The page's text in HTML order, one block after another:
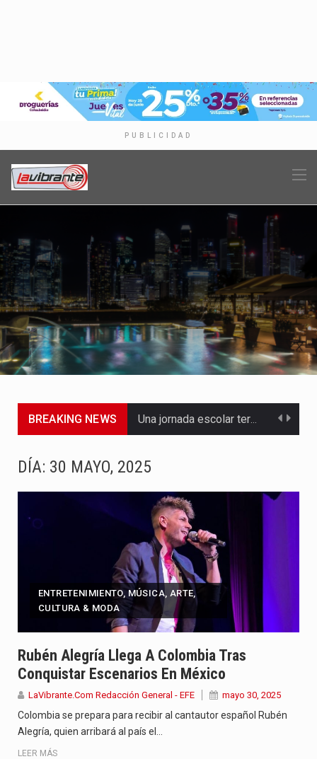
PUBLICIDAD
BREAKING NEWS Una jornada escolar terminó en tragedia este viernes 7 de…
Las autoridades sanitarias de Francia y España mantienen bajo vigilancia…
DÍA: 30 MAYO, 2025
ENTRETENIMIENTO, MÚSICA, ARTE,
CULTURA & MODA
Rubén Alegría Llega A Colombia Tras
Conquistar Escenarios En México
LaVibrante.Com Redacción General - EFE mayo 30, 2025
Colombia se prepara para recibir al cantautor español Rubén
Alegría, quien arribará al país el…
LEER MÁS